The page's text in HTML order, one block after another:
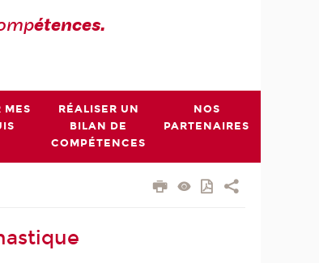
étences.
MES
RÉALISER UN
BILAN DE
COMPÉTENCES
NOS
PARTENAIRES